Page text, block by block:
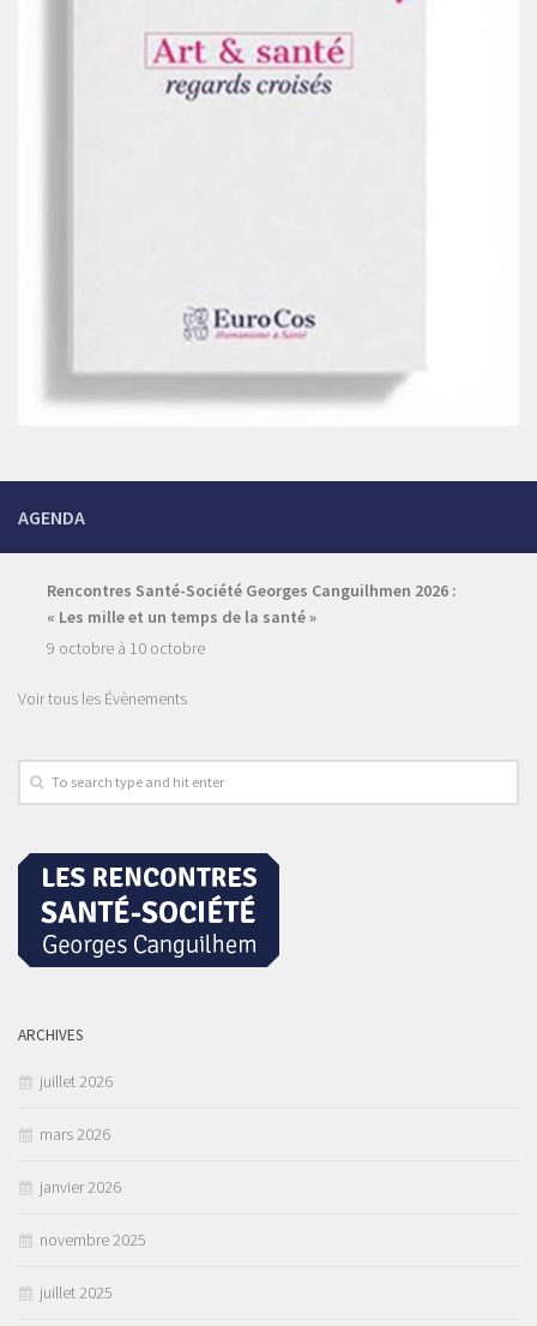
AGENDA
Rencontres Santé-Société Georges Canguilhmen 2026 :
« Les mille et un temps de la santé »
9 octobre à 10 octobre
Voir tous les Évènements
ARCHIVES
juillet 2026
mars 2026
janvier 2026
novembre 2025
juillet 2025